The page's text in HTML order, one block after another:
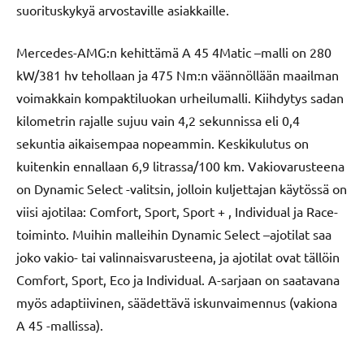
suorituskykyä arvostaville asiakkaille.
Mercedes-AMG:n kehittämä A 45 4Matic –malli on 280
kW/381 hv tehollaan ja 475 Nm:n väännöllään maailman
voimakkain kompaktiluokan urheilumalli. Kiihdytys sadan
kilometrin rajalle sujuu vain 4,2 sekunnissa eli 0,4
sekuntia aikaisempaa nopeammin. Keskikulutus on
kuitenkin ennallaan 6,9 litrassa/100 km. Vakiovarusteena
on Dynamic Select -valitsin, jolloin kuljettajan käytössä on
viisi ajotilaa: Comfort, Sport, Sport + , Individual ja Race-
toiminto. Muihin malleihin Dynamic Select –ajotilat saa
joko vakio- tai valinnaisvarusteena, ja ajotilat ovat tällöin
Comfort, Sport, Eco ja Individual. A-sarjaan on saatavana
myös adaptiivinen, säädettävä iskunvaimennus (vakiona
A 45 -mallissa).